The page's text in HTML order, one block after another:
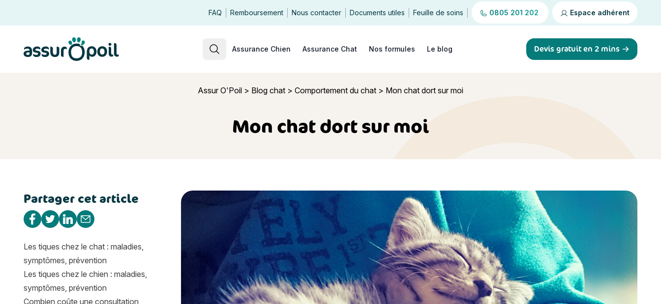
FAQ Remboursement Nous contacter Documents utiles Feuille de soins 0805 201 202 Espace adhérent
Rechercher
Assurance Chien Assurance Chat Nos formules Le blog Devis gratuit en 2 mins
Assur O'Poil > Blog chat > Comportement du chat > Mon chat dort sur moi
Mon chat dort sur moi
Mon chat dort sur moi
Partager cet article
Partager sur Facebook
Partager sur Twitter
Partager sur Linkedin
Partager par e-mail
Les tiques chez le chat : maladies,
symptômes, prévention
Les tiques chez le chien : maladies,
symptômes, prévention
Combien coûte une consultation